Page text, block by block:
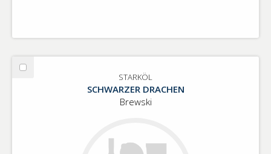
Välj
STARKÖL
SCHWARZER DRACHEN
Brewski